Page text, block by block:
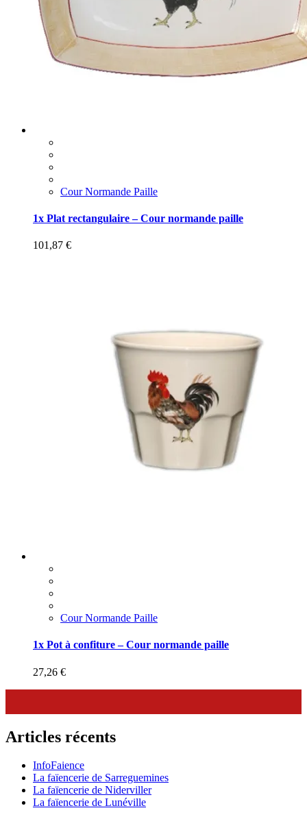
Cour Normande Paille
1x Plat rectangulaire – Cour normande paille
101,87 €
Cour Normande Paille
1x Pot à confiture – Cour normande paille
27,26 €
Articles récents
InfoFaience
La faïencerie de Sarreguemines
La faïencerie de Niderviller
La faïencerie de Lunéville